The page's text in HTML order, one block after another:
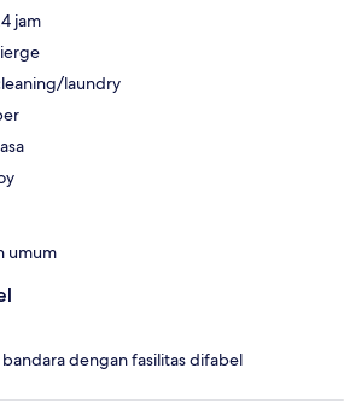
jam
laundry
umum
dengan fasilitas difabel